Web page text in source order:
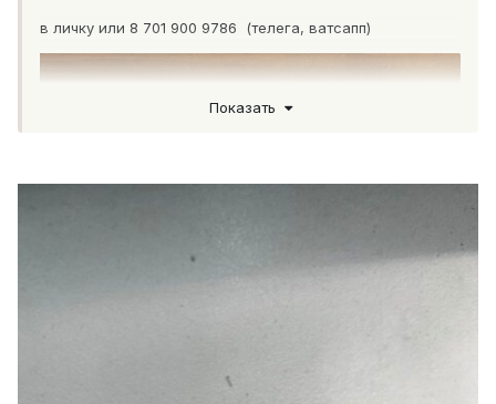
в личку или 8 701 900 9786 (телега, ватсапп)
Показать